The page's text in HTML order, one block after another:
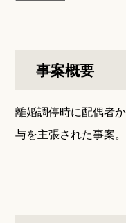
事案概要
離婚調停時に配偶者
与を主張された事案。